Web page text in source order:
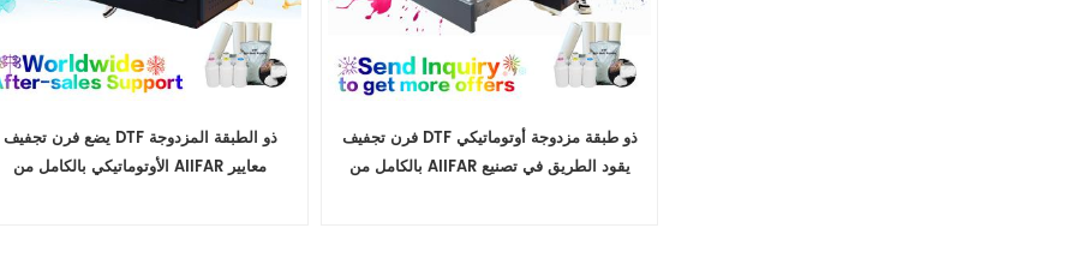
يضع فرن تجفيف DTF ذو الطبقة المزدوجة
الأوتوماتيكي بالكامل من AIIFAR معايير
فرن تجفيف DTF ذو طبقة مزدوجة أوتوماتيكي
بالكامل من AIIFAR يقود الطريق في تصنيع